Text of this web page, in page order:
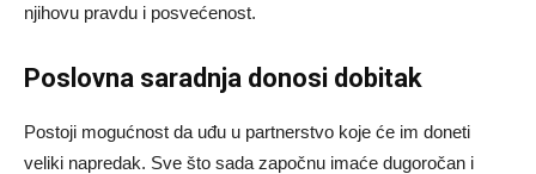
njihovu pravdu i posvećenost.
Poslovna saradnja donosi dobitak
Postoji mogućnost da uđu u partnerstvo koje će im doneti
veliki napredak. Sve što sada započnu imaće dugoročan i